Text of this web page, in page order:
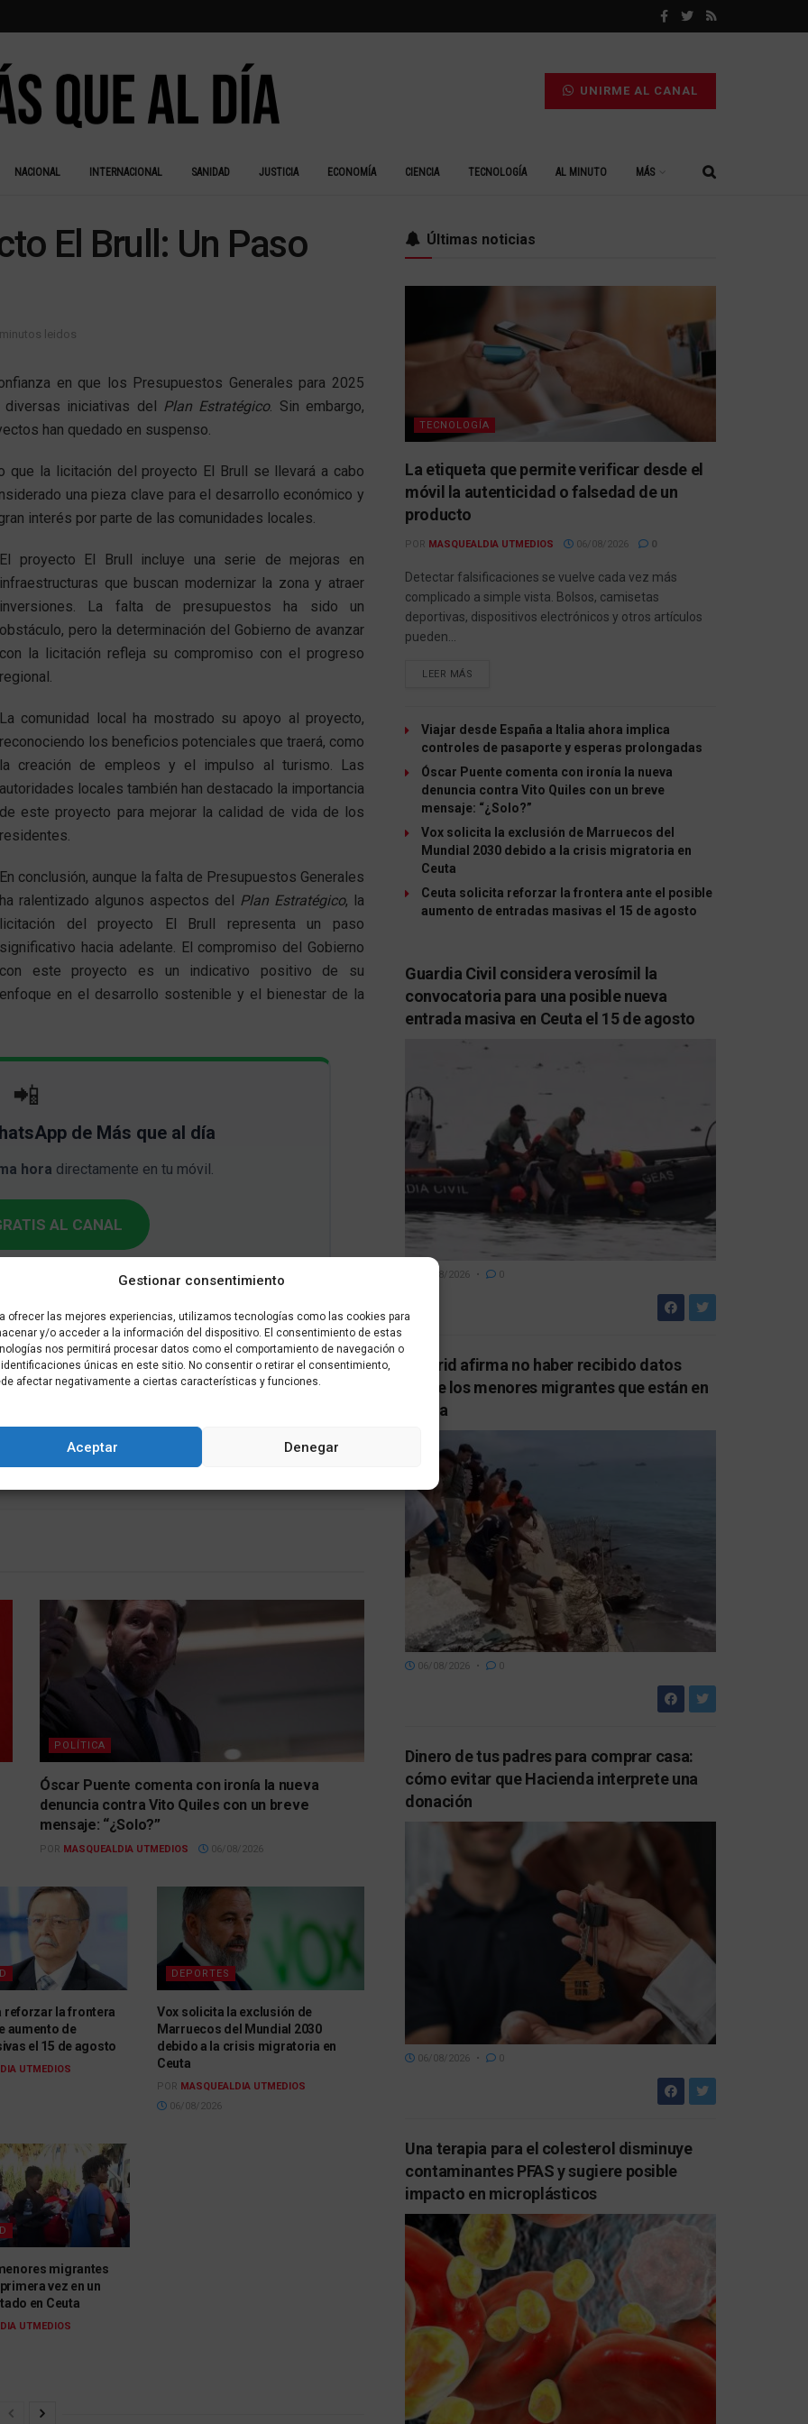
Gestionar consentimiento
ofrecer las mejores experiencias, utilizamos tecnologías como las cookies para
y/o acceder a la información del dispositivo. El consentimiento de estas
nos permitirá procesar datos como el comportamiento de navegación o
identificaciones únicas en este sitio. No consentir o retirar el consentimiento,
afectar negativamente a ciertas características y funciones.
Aceptar Denegar
UNIRME AL CANAL
NACIONAL INTERNACIONAL SANIDAD JUSTICIA ECONOMÍA CIENCIA TECNOLOGÍA AL MINUTO MÁS
El Brull: Un Paso
leidos
en que los Presupuestos Generales para 2025
diversas iniciativas del Plan Estratégico. Sin embargo,
han quedado en suspenso.
que la licitación del proyecto El Brull se llevará a cabo
una pieza clave para el desarrollo económico y
interés por parte de las comunidades locales.
El proyecto El Brull incluye una serie de mejoras en
infraestructuras que buscan modernizar la zona y atraer
inversiones. La falta de presupuestos ha sido un
obstáculo, pero la determinación del Gobierno de avanzar
con la licitación refleja su compromiso con el progreso
regional.
La comunidad local ha mostrado su apoyo al proyecto,
reconociendo los beneficios potenciales que traerá, como
la creación de empleos y el impulso al turismo. Las
autoridades locales también han destacado la importancia
de este proyecto para mejorar la calidad de vida de los
residentes.
En conclusión, aunque la falta de Presupuestos Generales
ha ralentizado algunos aspectos del Plan Estratégico, la
licitación del proyecto El Brull representa un paso
significativo hacia adelante. El compromiso del Gobierno
con este proyecto es un indicativo positivo de su
enfoque en el desarrollo sostenible y el bienestar de la
📲
de Más que al día
hora directamente en tu móvil.
AL CANAL
Tweet
Visita del Director General de Empleo a
Ceuta: Expectativas y Soluciones
POLÍTICA
Óscar Puente comenta con ironía la nueva
denuncia contra Vito Quiles con un breve
mensaje: “¿Solo?”
POR MASQUEALDIA UTMEDIOS 06/08/2026
reforzar la frontera
aumento de
el 15 de agosto
UTMEDIOS
DEPORTES
Vox solicita la exclusión de
Marruecos del Mundial 2030
debido a la crisis migratoria en
Ceuta
POR MASQUEALDIA UTMEDIOS
06/08/2026
migrantes
vez en un
en Ceuta
UTMEDIOS
Últimas noticias
TECNOLOGÍA
La etiqueta que permite verificar desde el
móvil la autenticidad o falsedad de un
producto
POR MASQUEALDIA UTMEDIOS 06/08/2026 0
Detectar falsificaciones se vuelve cada vez más
complicado a simple vista. Bolsos, camisetas
deportivas, dispositivos electrónicos y otros artículos
pueden...
LEER MÁS
Viajar desde España a Italia ahora implica
controles de pasaporte y esperas prolongadas
Óscar Puente comenta con ironía la nueva
denuncia contra Vito Quiles con un breve
mensaje: “¿Solo?”
Vox solicita la exclusión de Marruecos del
Mundial 2030 debido a la crisis migratoria en
Ceuta
Ceuta solicita reforzar la frontera ante el posible
aumento de entradas masivas el 15 de agosto
Guardia Civil considera verosímil la
convocatoria para una posible nueva
entrada masiva en Ceuta el 15 de agosto
06/08/2026 0
Madrid afirma no haber recibido datos
sobre los menores migrantes que están en
Ceuta
06/08/2026 0
Dinero de tus padres para comprar casa:
cómo evitar que Hacienda interprete una
donación
06/08/2026 0
Una terapia para el colesterol disminuye
contaminantes PFAS y sugiere posible
impacto en microplásticos